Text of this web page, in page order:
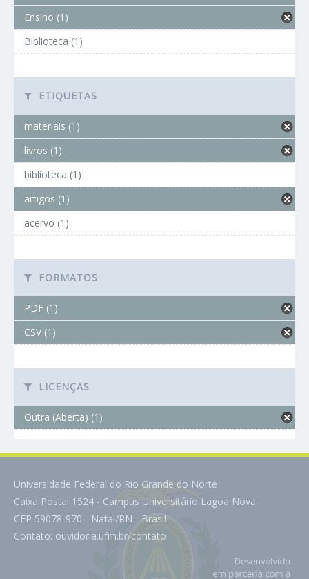
Ensino (1)
Biblioteca (1)
ETIQUETAS
materiais (1)
livros (1)
biblioteca (1)
artigos (1)
acervo (1)
FORMATOS
PDF (1)
CSV (1)
LICENÇAS
Outra (Aberta) (1)
Universidade Federal do Rio Grande do Norte
Caixa Postal 1524 - Campus Universitário Lagoa Nova
CEP 59078-970 - Natal/RN - Brasil
Contato: ouvidoria.ufrn.br/contato